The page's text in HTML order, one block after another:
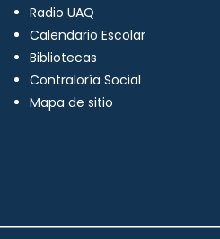
Radio UAQ
Calendario Escolar
Bibliotecas
Contraloría Social
Mapa de sitio